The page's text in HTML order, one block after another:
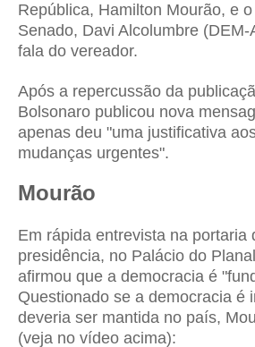
República, Hamilton Mourão, e
Senado, Davi Alcolumbre
fala do vereador.
Após a repercussão da
Bolsonaro publicou nova
apenas deu "uma justificativa
mudanças urgentes".
Mourão
Em rápida entrevista na portaria
presidência, no Palácio do
afirmou que a democracia é
Questionado se a democracia é
deveria ser mantida no país,
(veja no vídeo acima):